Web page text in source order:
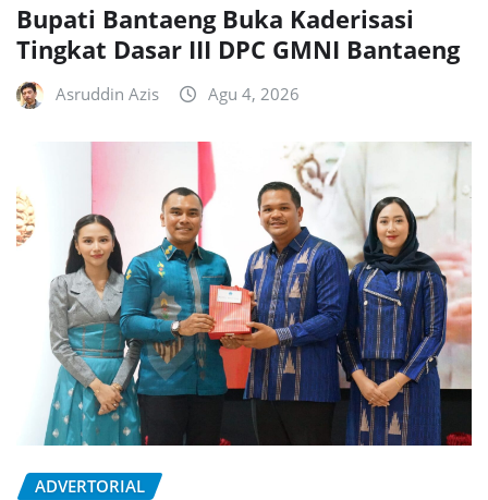
Bupati Bantaeng Buka Kaderisasi
Tingkat Dasar III DPC GMNI Bantaeng
Asruddin Azis Agu 4, 2026
ADVERTORIAL